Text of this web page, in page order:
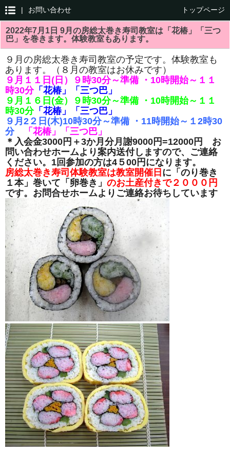
| お問い合わせ トップページ
2022年7月1日 9月の房総太巻き寿司教室は「花椿」「三つ
巴」を巻きます。体験教室もあります。
９月の房総太巻き寿司教室の予定です。体験教室も
あります。（８月の教室はお休みです）
９ 月１１ 日(日）９時30分～準備 ・10時開始～１１
時30分「花椿」「三つ巴」
９月１６日(金）９時30分～準備 ・10時開始～１１
時30分「花椿」「三つ巴」
９月2２日(木)10時30分～準備 ・11時開始～１2時30
分
「花椿」「三つ巴」
＊入会金3000円＋3か月分月謝9000円=12000円 お
問い合わせホームより案内送付しますので、ご連絡
ください。1回参加の方は4５00円になります。
房総太巻き寿司体験教室は教室開催日 に「のり巻き
１本」巻いて「卵巻き」 のお土産付きで２０００円
です。お問合せホームよりご連絡お待ちしています